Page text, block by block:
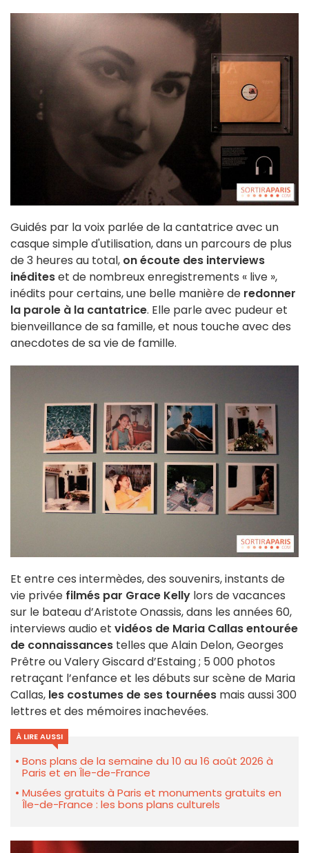
Guidés par la voix parlée de la cantatrice avec un
casque simple d'utilisation, dans un parcours de plus
de 3 heures au total, on écoute des interviews
inéditeset de nombreux enregistrements « live »,
inédits pour certains, une belle manière de redonner
la parole à la cantatrice. Elle parle avec pudeur et
bienveillance de sa famille, et nous touche avec des
anecdotes de sa vie de famille.
Et entre ces intermèdes, des souvenirs, instants de
vie privée filmés par Grace Kelly lors de vacances
sur le bateau d’Aristote Onassis, dans les années 60,
interviews audio et vidéos de Maria Callas entourée
de connaissances telles que Alain Delon, Georges
Prêtre ou Valery Giscard d’Estaing ; 5 000 photos
retraçant l’enfance et les débuts sur scène de Maria
Callas, les costumes de ses tournées mais aussi 300
lettres et des mémoires inachevées.
À LIRE AUSSI
Bons plans de la semaine du 10 au 16 août 2026 à
Paris et en Île-de-France
Musées gratuits à Paris et monuments gratuits en
Île-de-France : les bons plans culturels